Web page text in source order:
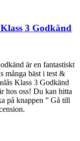
3 Godkänd
är en fantastiskt
många bäst i test &
Klass 3 Godkänd
hos oss! Du kan hitta
på knappen ” Gå till